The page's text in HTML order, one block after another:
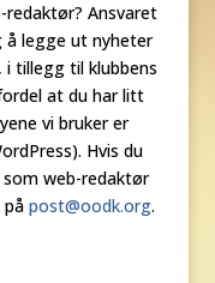
redaktør? Ansvaret
å legge ut nyheter
i tillegg til klubbens
at du har litt
vi bruker er
Hvis du
web-redaktør
post@oodk.org.